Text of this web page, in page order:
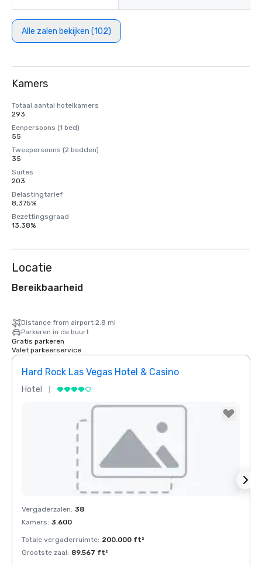
Alle zalen bekijken (102)
Kamers
Totaal aantal hotelkamers
293
Eenpersoons (1 bed)
55
Tweepersoons (2 bedden)
35
Suites
203
Belastingtarief
8,375%
Bezettingsgraad
13,38%
Locatie
Bereikbaarheid
Distance from airport 2.8 mi
Parkeren in de buurt
Gratis parkeren
Valet parkeerservice
Hard Rock Las Vegas Hotel & Casino
Hotel
Removed from favorites
Vergaderzalen: 38
Kamers: 3.600
Totale vergaderruimte: 200.000 ft²
Grootste zaal: 89.567 ft²